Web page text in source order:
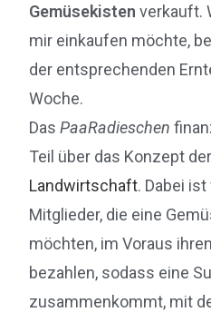
Gemüsekisten verkauft.
mir einkaufen möchte,
der entsprechenden
Woche.
DasPaaRadieschen
Teil über das Konzept der
Landwirtschaft. Dabei
Mitglieder, die eine
möchten, im Voraus
bezahlen, sodass eine
zusammenkommt, mit